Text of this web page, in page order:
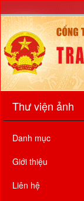
Thư viện ảnh
Danh mục
Giới thiệu
Liên hệ